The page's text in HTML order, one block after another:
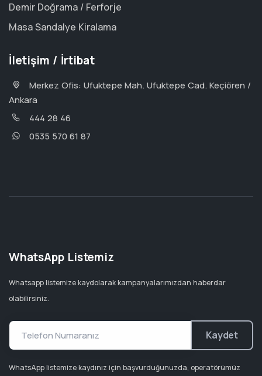
Demir Doğrama / Ferforje
Masa Sandalye Kiralama
İletişim / İrtibat
Merkez Ofis: Ufuktepe Mah. Ufuktepe Cad. Keçiören /
Ankara
444 28 46
0535 570 61 87
WhatsApp Listemiz
Whatsapp listemize kaydolarak kampanyalarımızdan haberdar
olabilirsiniz.
Kaydet
WhatsApp listemize kaydınız için başvurduğunuzda, operatörümüz